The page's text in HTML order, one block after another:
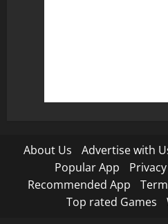
About Us Advertise with
Popular App
Recommended App
Top rated Games